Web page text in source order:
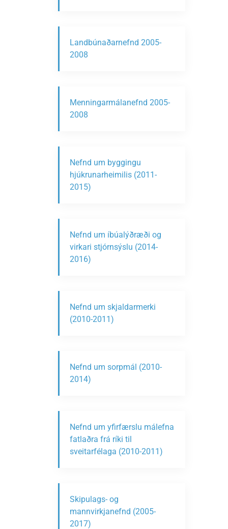
Landbúnaðarnefnd 2005-
2008
Menningarmálanefnd 2005-
2008
Nefnd um byggingu
hjúkrunarheimilis (2011-
2015)
Nefnd um íbúalýðræði og
virkari stjórnsýslu (2014-
2016)
Nefnd um skjaldarmerki
(2010-2011)
Nefnd um sorpmál (2010-
2014)
Nefnd um yfirfærslu málefna
fatlaðra frá ríki til
sveitarfélaga (2010-2011)
Skipulags- og
mannvirkjanefnd (2005-
2017)